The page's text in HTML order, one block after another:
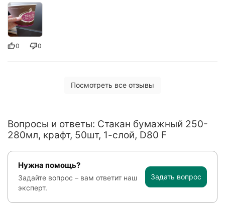
0 0
Посмотреть все отзывы
Вопросы и ответы: Стакан бумажный 250-
280мл, крафт, 50шт, 1-слой, D80 F
Нужна помощь?
Задайте вопрос – вам ответит наш
эксперт.
Задать вопрос